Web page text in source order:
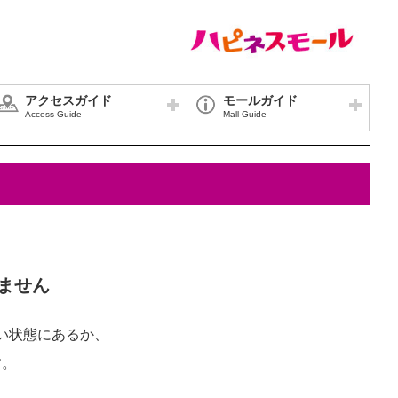
アクセスガイド
Access Guide
モールガイド
Mall Guide
せん
態にあるか、